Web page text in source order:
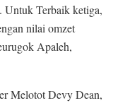
Untuk Terbaik ketiga,
nilai omzet
Apaleh,
Melotot Devy Dean,